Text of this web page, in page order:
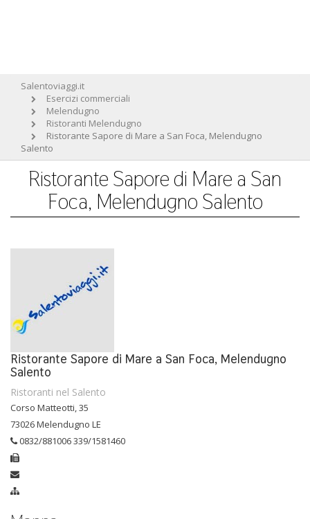
Salentoviaggi.it
Esercizi commerciali
Melendugno
Ristoranti Melendugno
Ristorante Sapore di Mare a San Foca, Melendugno
Salento
Ristorante Sapore di Mare a San
Foca, Melendugno Salento
Ristorante Sapore di Mare a San Foca, Melendugno
Salento
Ristoranti nel Salento
Corso Matteotti, 35
73026 Melendugno LE
0832/881006 339/1581460